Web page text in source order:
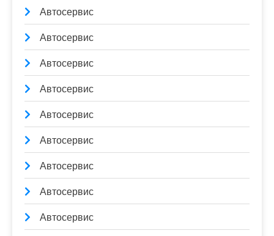
Автосервис
Автосервис
Автосервис
Автосервис
Автосервис
Автосервис
Автосервис
Автосервис
Автосервис